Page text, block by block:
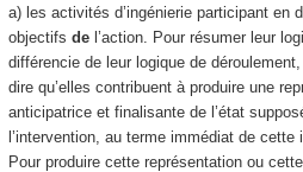
a) les activités d’ingénierie participant en
objectifs del’action. Pour résumer leur
différencie de leur logique de
dire qu’elles contribuent à produire une
anticipatrice et finalisante de l’état
l’intervention, au terme immédiat de cette
Pour produire cette représentation ou